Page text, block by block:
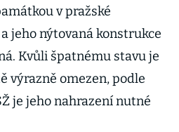
v pražské
jeho nýtovaná konstrukce
Kvůli špatnému stavu je
výrazně omezen, podle
je jeho nahrazení nutné